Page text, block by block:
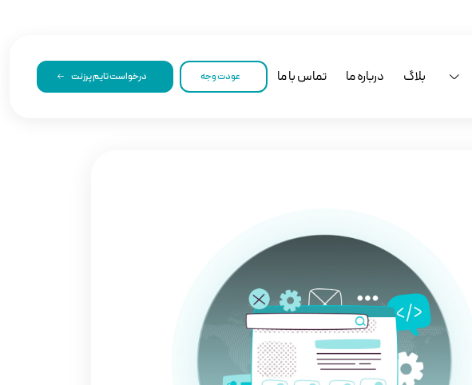
بلاگ درباره ما تماس با ما عودت وجه درخواست تایم پرزنت